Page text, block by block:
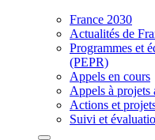
France 2030
Actualités de
Programmes et
(PEPR)
Appels en cours
Appels à projets
Actions et
Suivi et